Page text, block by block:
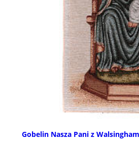
Gobelin Nasza Pani z